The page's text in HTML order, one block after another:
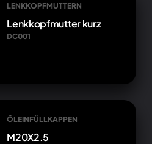
LENKKOPFMUTTERN
Lenkkopfmutter kurz
DC001
ÖLEINFÜLLKAPPEN
M20X2.5